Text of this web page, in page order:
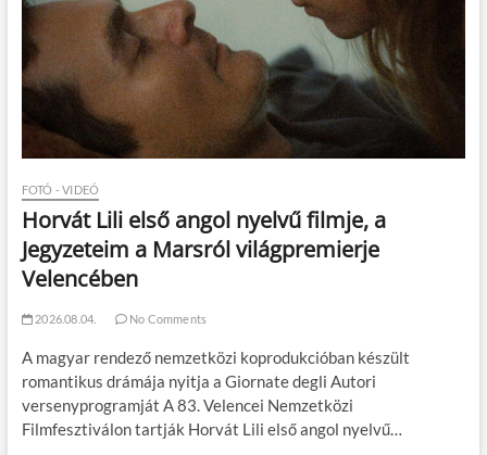
FOTÓ - VIDEÓ
Horvát Lili első angol nyelvű filmje, a
Jegyzeteim a Marsról világpremierje
Velencében
2026.08.04. No Comments
A magyar rendező nemzetközi koprodukcióban készült
romantikus drámája nyitja a Giornate degli Autori
versenyprogramját A 83. Velencei Nemzetközi
Filmfesztiválon tartják Horvát Lili első angol nyelvű…